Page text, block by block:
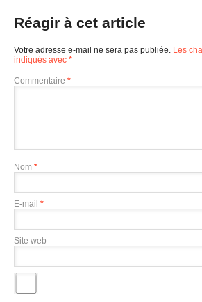
Réagir à cet article
Votre adresse e-mail ne sera pas publiée. Les
indiqués avec *
Commentaire *
Nom *
E-mail *
Site web